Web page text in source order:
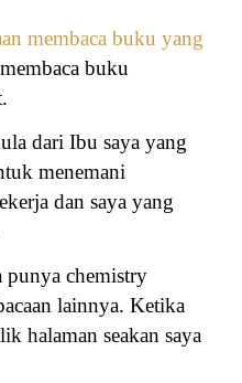
membaca buku yang
buku
dari Ibu saya yang
menemani
dan saya yang
punya chemistry
lainnya. Ketika
halaman seakan saya